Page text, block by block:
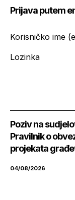
Prijava putem
Korisničko ime
Lozinka
Poziv na
Pravilnik o
projekata
04/08/2026